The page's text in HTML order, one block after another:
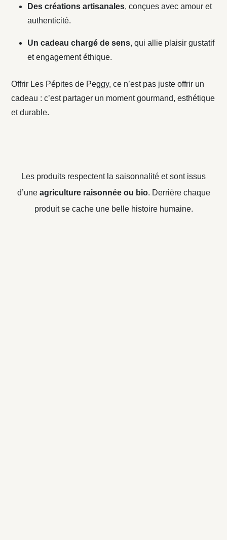
Des créations artisanales, conçues avec amour et
authenticité.
Un cadeau chargé de sens, qui allie plaisir gustatif
et engagement éthique.
Offrir Les Pépites de Peggy, ce n’est pas juste offrir un
cadeau : c’est partager un moment gourmand, esthétique
et durable.
Les produits respectent la saisonnalité et sont issus
d’une agriculture raisonnée ou bio. Derrière chaque
produit se cache une belle histoire humaine.